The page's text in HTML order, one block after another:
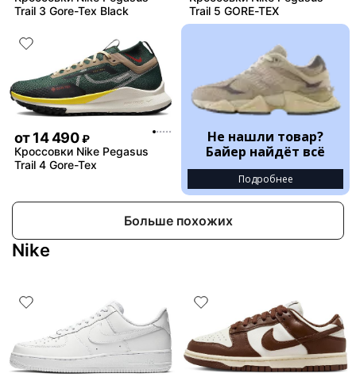
Trail 3 Gore-Tex Black
Trail 5 GORE-TEX
от14 490 ₽
Кроссовки Nike Pegasus
Trail 4 Gore-Tex
Не нашли товар?
Байер найдёт всё
Подробнее
Больше похожих
Nike